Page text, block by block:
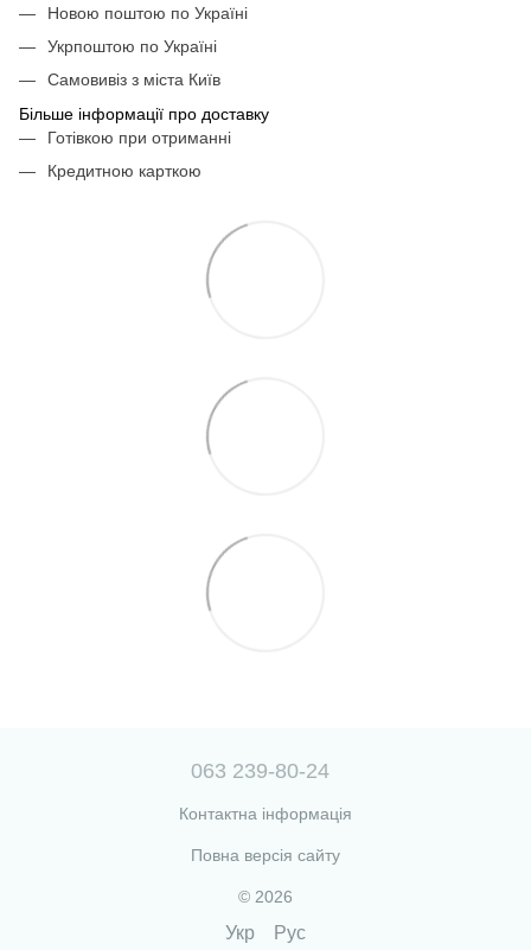
Новою поштою по Україні
Укрпоштою по Україні
Самовивіз з міста Київ
Більше інформації про доставку
Готівкою при отриманні
Кредитною карткою
063 239-80-24
Контактна інформація
Повна версія сайту
© 2026
Укр Рус